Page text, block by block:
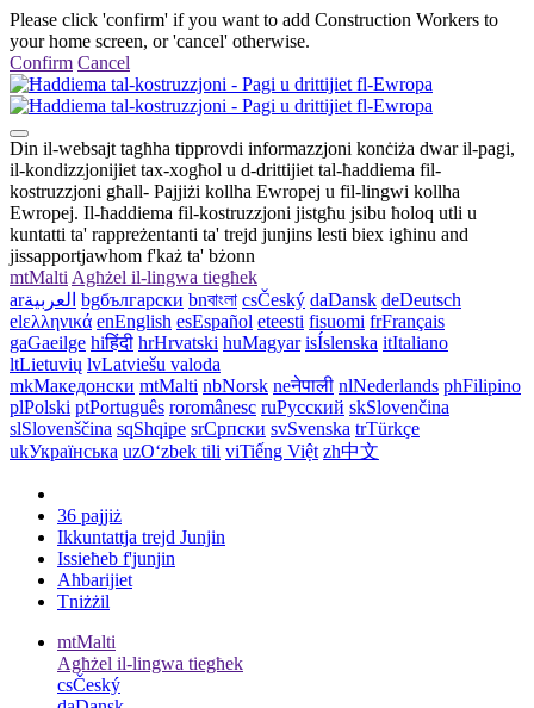
Please click 'confirm' if you want to add Construction Workers to
your home screen, or 'cancel' otherwise.
Confirm Cancel
Din il-websajt tagħha tipprovdi informazzjoni konċiża dwar il-pagi,
il-kondizzjonijiet tax-xogħol u d-drittijiet tal-ħaddiema fil-
kostruzzjoni għall- Pajjiżi kollha Ewropej u fil-lingwi kollha
Ewropej. Il-ħaddiema fil-kostruzzjoni jistgħu jsibu ħoloq utli u
kuntatti ta' rappreżentanti ta' trejd junjins lesti biex igħinu and
jissapportjawhom f'każ ta' bżonn
mtMalti Agħżel il-lingwa tiegħek
arالعربية bgбългарски bnবাংলা csČeský daDansk deDeutsch
elελληνικά enEnglish esEspañol eteesti fisuomi frFrançais
gaGaeilge hiहिंदी hrHrvatski huMagyar isÍslenska itItaliano
ltLietuvių lvLatviešu valoda
mkМакедонски mtMalti nbNorsk neनेपाली nlNederlands phFilipino
plPolski ptPortuguês roromânesc ruРусский skSlovenčina
slSlovenščina sqShqipe srСрпски svSvenska trTürkçe
ukУкраїнська uzOʻzbek tili viTiếng Việt zh中文
36 pajjiż
Ikkuntattja trejd Junjin
Issieħeb f'junjin
Aħbarijiet
Tniżżil
mtMalti
Agħżel il-lingwa tiegħek
csČeský